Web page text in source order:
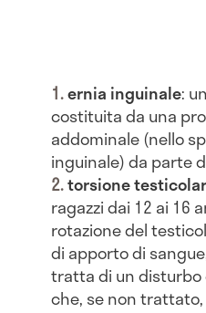
ernia inguinale:
costituita da una
addominale (nello
inguinale) da parte
torsione
ragazzi dai 12 ai 16
rotazione del
di apporto di
tratta di un
che, se non